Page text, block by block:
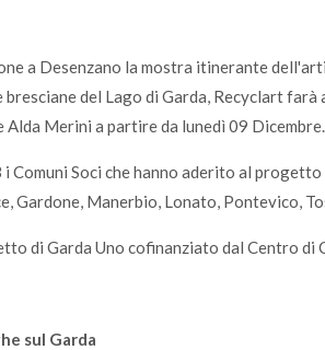
a Desenzano la mostra itinerante
del Lago di Garda, Recyclart farà
Alda Merini a partire da lunedì 09 Dicembre.
Comuni Soci che hanno aderito al
Gardone, Manerbio, Lonato, Pontevico,
di Garda Uno cofinanziato dal Centro di
sul Garda